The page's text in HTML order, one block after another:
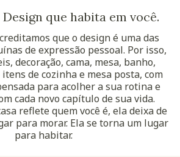
que habita em você.
que o design é uma das
de expressão pessoal. Por isso,
decoração, cama, mesa, banho,
de cozinha e mesa posta, com
para acolher a sua rotina e
cada novo capítulo de sua vida.
reflete quem você é, ela deixa de
para morar. Ela se torna um lugar
para habitar.